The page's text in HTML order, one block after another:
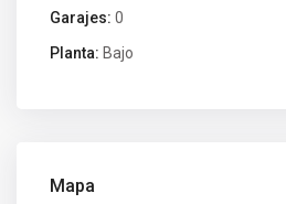
Garajes: 0
Planta: Bajo
Mapa